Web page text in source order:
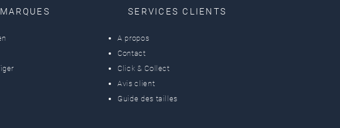
SERVICES CLIENTS
A propos
Contact
Click & Collect
Avis client
Guide des tailles